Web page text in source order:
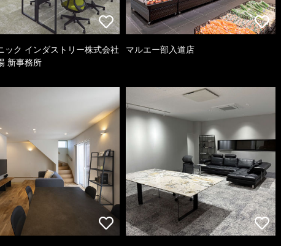
ック インダストリー株式会社
新事務所
マルエー部入道店